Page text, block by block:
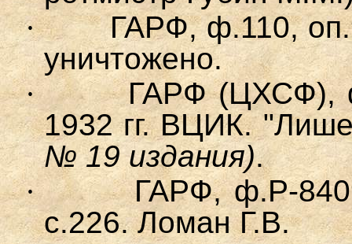
·
ГАРФ, ф.110,
уничтожено.
·
ГАРФ (ЦХСФ),
1932 гг. ВЦИК.
№ 19 издания).
·
ГАРФ, ф.Р-
с.226.Ломан Г.В.